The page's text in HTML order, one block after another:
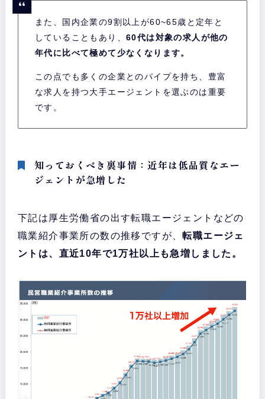
また、国内企業の9割以上が60~65歳と定年と
していることもあり、 60代は対象の求人が他の
年代に比べて極めて少なくなります。
この点でも多くの企業とのパイプを持ち、豊富
な求人を持つ大手エージェントを選ぶのは重要
です。
知っておくべき裏事情：近年は低品質なエー
ジェントが急増した
下記は厚生労働省の出す転職エージェントなどの
職業紹介事業所の数の推移ですが、転職エージェ
ントは、直近10年で1万社以上も急増しました。